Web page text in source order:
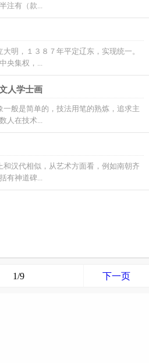
注有（款...
明，１３８７年平定辽东，实现统一。
央集权，...
人学士画
般是简单的，技法用笔的熟炼，追求主
人在技术...
汉代相似，从艺术方面看，例如南朝齐
有神道碑...
1/9 下一页